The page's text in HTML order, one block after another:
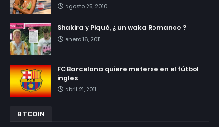
agosto 25, 2010
Shakira y Piqué, ¿ un waka Romance ?
enero 16, 2011
FC Barcelona quiere meterse en el fútbol
ingles
abril 21, 2011
BITCOIN